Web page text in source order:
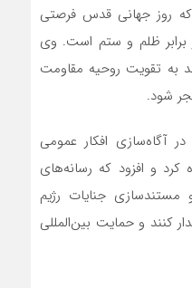
که روز جهانی قدس فرصتی
برابر ظلم و ستم است. وی
به تقویت روحیه مقاومت
شود.
آگاه‌سازی افکار عمومی
کرد و افزود که رسانه‌های
مستندسازی جنایات رژیم
کنند و حمایت بین‌المللی